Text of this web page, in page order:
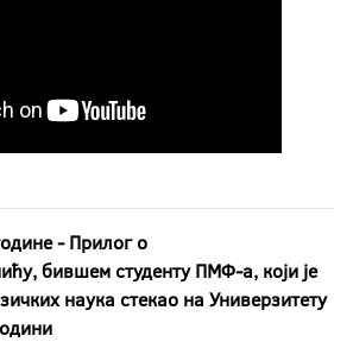
-Прилог о
бившем студенту ПМФ-а, који је
наука стекао на Универзитету